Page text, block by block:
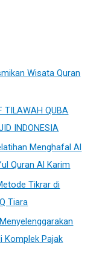
Wisata Quran
TILAWAH QUBA
INDONESIA
Menghafal Al
Quran Al Karim
Tikrar di
Tiara
Komplek Pajak